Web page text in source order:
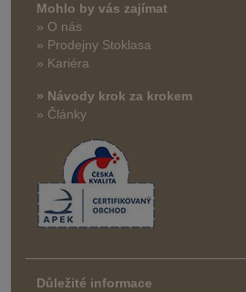
Mohlo by vás zajímat
» O nás
» Prodejny Stoklasa
» Kariéra
» Návody krok za krokem
» Články
Důležité informace